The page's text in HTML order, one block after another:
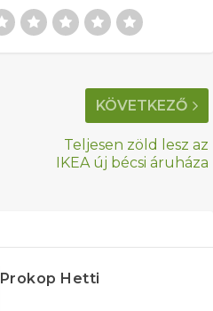
KÖVETKEZŐ
Teljesen zöld lesz az
IKEA új bécsi áruháza
Prokop Hetti